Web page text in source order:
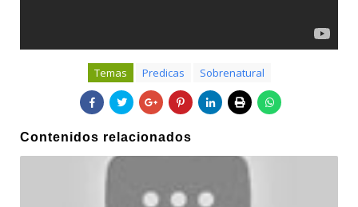
Temas Predicas Sobrenatural
Contenidos relacionados